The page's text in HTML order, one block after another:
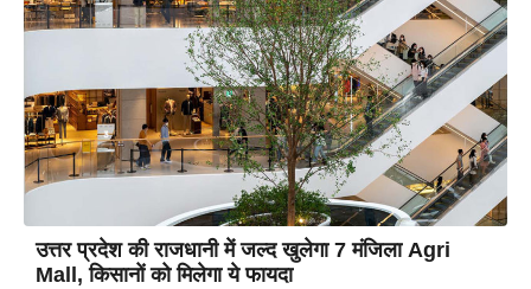
उत्तर प्रदेश की राजधानी में जल्द खुलेगा 7 मंजिला Agri
Mall, किसानों को मिलेगा ये फायदा